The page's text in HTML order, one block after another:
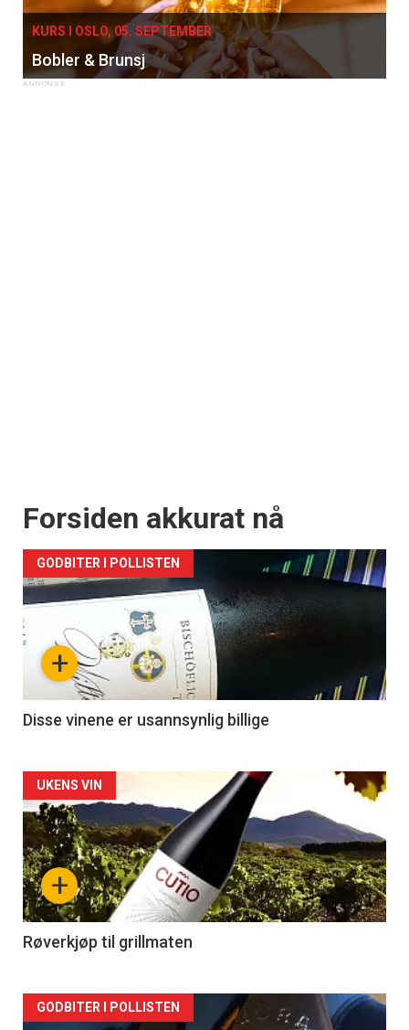
KURS I OSLO, 05. SEPTEMBER
Bobler & Brunsj
Forsiden akkurat nå
+
GODBITER I POLLISTEN
Disse vinene er usannsynlig billige
Forsiden
akkurat
nå
-
2
+
UKENS VIN
Røverkjøp til grillmaten
Forsiden
GODBITER I POLLISTEN